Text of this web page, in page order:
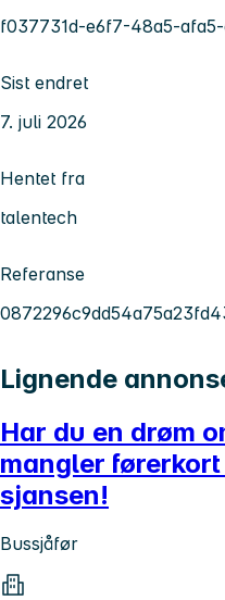
f037731d-e6f7-48a5-
Sist endret
7. juli 2026
Hentet fra
talentech
Referanse
Lignende
Har du en drøm
mangler
sjansen!
Bussjåfør